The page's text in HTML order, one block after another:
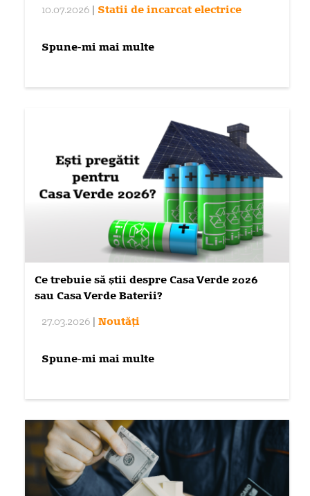
10.07.2026 Statii de incarcat electrice
Spune-mi mai multe
Ce trebuie să știi despre Casa Verde 2026
sau Casa Verde Baterii?
27.03.2026 Noutăți
Spune-mi mai multe